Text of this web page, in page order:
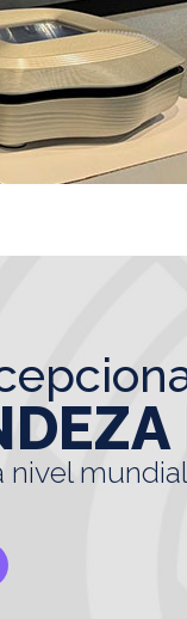
nivel mundial